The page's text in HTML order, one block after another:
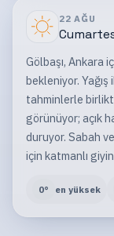
22 AĞU
Gölbaşı, Ankara
bekleniyor.
tahminlerle
görünüyor; açık
duruyor. Sabah
için katmanlı
0° en yüksek